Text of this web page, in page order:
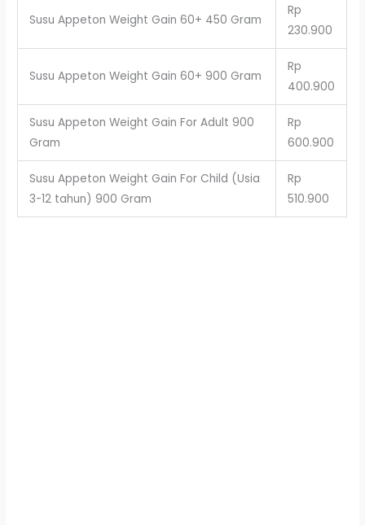
Susu Appeton Weight Gain 60+ 450 Gram
Rp
230.900
Susu Appeton Weight Gain 60+ 900 Gram
Rp
400.900
Susu Appeton Weight Gain For Adult 900
Gram
Rp
600.900
Susu Appeton Weight Gain For Child (Usia
3-12 tahun) 900 Gram
Rp
510.900